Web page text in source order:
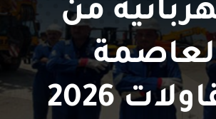
من
2026